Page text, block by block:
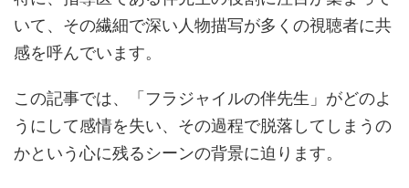
いて、その繊細で深い人物描写が多くの視聴者に共
感を呼んでいます。
この記事では、「フラジャイルの伴先生」がどのよ
うにして感情を失い、その過程で脱落してしまうの
かという心に残るシーンの背景に迫ります。